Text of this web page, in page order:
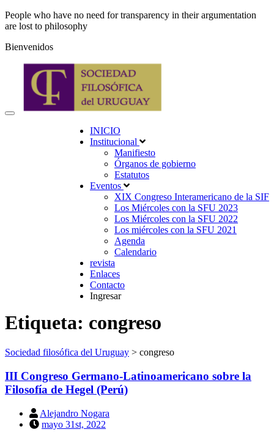
People who have no need for transparency in their argumentation
are lost to philosophy
Bienvenidos
INICIO
Institucional
Manifiesto
Órganos de gobierno
Estatutos
Eventos
XIX Congreso Interamericano de la SIF
Los Miércoles con la SFU 2023
Los Miércoles con la SFU 2022
Los miércoles con la SFU 2021
Agenda
Calendario
revista
Enlaces
Contacto
Ingresar
Etiqueta: congreso
Sociedad filosófica del Uruguay > congreso
III Congreso Germano-Latinoamericano sobre la
Filosofía de Hegel (Perú)
Alejandro Nogara
mayo 31st, 2022